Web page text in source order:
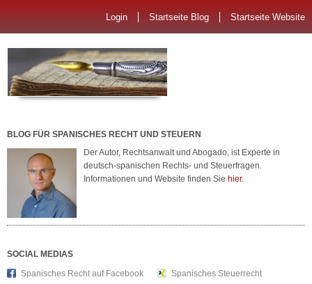
Login Startseite Blog Startseite Website
BLOG FÜR SPANISCHES RECHT UND STEUERN
Der Autor, Rechtsanwalt und Abogado, ist Experte in
deutsch-spanischen Rechts- und Steuerfragen.
Informationen und Website finden Sie hier.
SOCIAL MEDIAS
Spanisches Recht auf Facebook
Spanisches Steuerrecht